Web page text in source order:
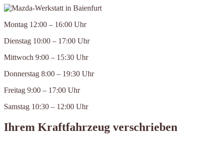
Montag 12:00 – 16:00 Uhr
Dienstag 10:00 – 17:00 Uhr
Mittwoch 9:00 – 15:30 Uhr
Donnerstag 8:00 – 19:30 Uhr
Freitag 9:00 – 17:00 Uhr
Samstag 10:30 – 12:00 Uhr
Ihrem Kraftfahrzeug verschrieben